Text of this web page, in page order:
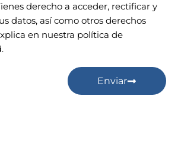
derecho a acceder, rectificar y
datos, así como otros derechos
en nuestra política de
Enviar